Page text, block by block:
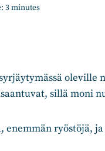
3minutes
sillä moni
enemmän ryöstöjä,